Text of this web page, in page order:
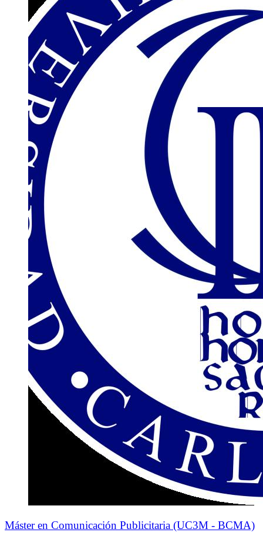
Máster en Comunicación Publicitaria (UC3M - BCMA)